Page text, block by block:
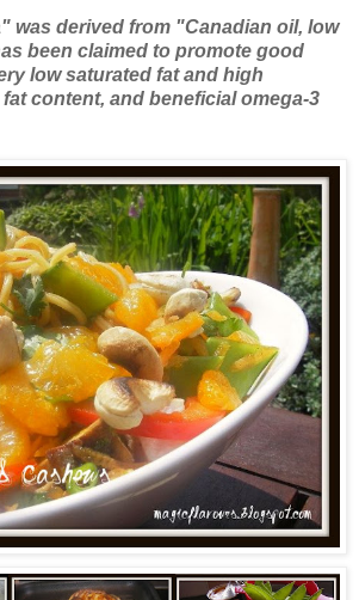
was derived from "Canadian oil, low
been claimed to promote good
low saturated fat and high
content, and beneficial omega-3